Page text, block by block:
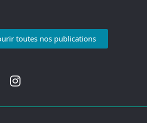
toutes nos publications